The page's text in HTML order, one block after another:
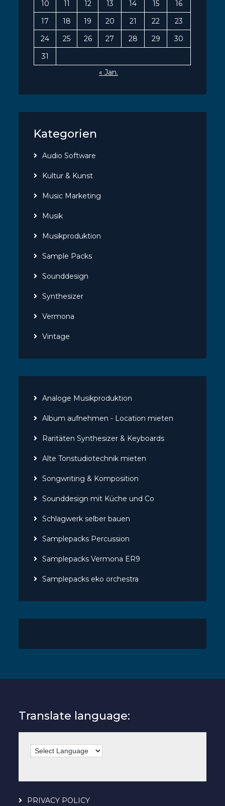
10 11 12 13 14 15
16
17
18 19 20 21 22
23
24
25 26 27 28 29
30
31
« Jan.
Kategorien
Audio Software
Kultur & Kunst
Music Marketing
Musik
Musikproduktion
Sample Packs
Sounddesign
Synthesizer
Vermona
Vintage
Analoge Musikproduktion
Album aufnehmen - Location mieten
Raritäten Synthesizer & Keyboards
Alte Tonstudiotechnik mieten
Songwriting & Komposition
Sounddesign mit Küche und Co
Schlagwerk selber bauen
Samplepacks Percussion
Samplepacks Vermona ER9
Samplepacks eko orchestra
Translate language:
PRIVACY POLICY